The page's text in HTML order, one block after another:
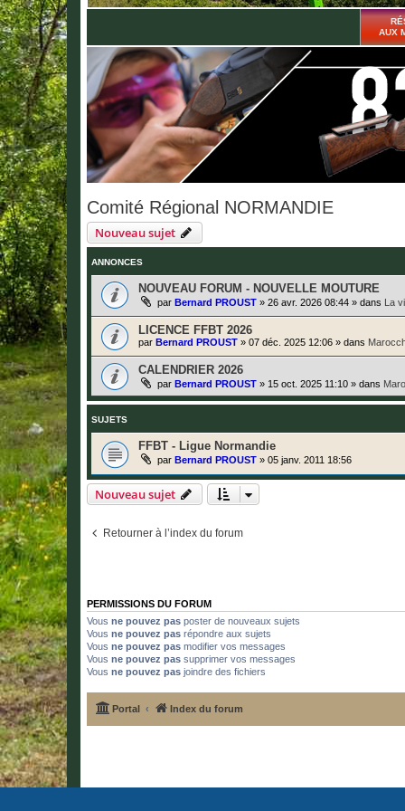
AUX
Comité Régional NORMANDIE
Nouveau sujet
ANNONCES
NOUVEAU FORUM - NOUVELLE MOUTURE
par Bernard PROUST » 26 avr. 2026 08:44 » dans La
LICENCE FFBT 2026
par Bernard PROUST » 07 déc. 2025 12:06 » dans
CALENDRIER 2026
par Bernard PROUST » 15 oct. 2025 11:10 » dans
SUJETS
FFBT - Ligue Normandie
par Bernard PROUST » 05 janv. 2011 18:56
Nouveau sujet
Retourner à l’index du forum
PERMISSIONS DU FORUM
Vous ne pouvez pas poster de nouveaux sujets
Vous ne pouvez pas répondre aux sujets
Vous ne pouvez pas modifier vos messages
Vous ne pouvez pas supprimer vos messages
Vous ne pouvez pas joindre des fichiers
Portal Index du forum